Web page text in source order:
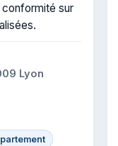
conformité sur
Lyon